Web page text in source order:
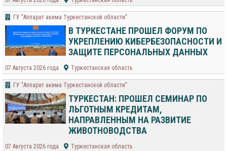
ГУ "Аппарат акима Туркестанской области"
В ТУРКЕСТАНЕ ПРОШЕЛ ФОРУМ ПО
УКРЕПЛЕНИЮ КИБЕРБЕЗОПАСНОСТИ И
ЗАЩИТЕ ПЕРСОНАЛЬНЫХ ДАННЫХ
07 Августа 2026 года Туркестанская область
ГУ "Аппарат акима Туркестанской области"
ТУРКЕСТАН: ПРОШЕЛ СЕМИНАР ПО
ЛЬГОТНЫМ КРЕДИТАМ,
НАПРАВЛЕННЫМ НА РАЗВИТИЕ
ЖИВОТНОВОДСТВА
07 Августа 2026 года Туркестанская область